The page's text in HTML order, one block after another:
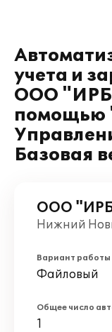
учета и
ООО
помощью
Базовая
ООО
Нижний
Вариант работы
Файловый
Общее число
1